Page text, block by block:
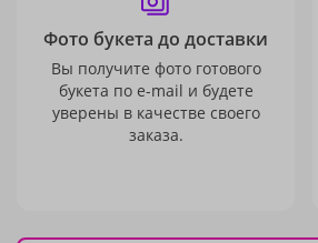
Фото букета до доставки
Вы получите фото готового
букета по e-mail и будете
уверены в качестве своего
заказа.